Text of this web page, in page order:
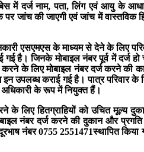
में दर्ज नाम, पता, लिंग एवं आयु के
पर जांच की जाएगी एवं जांच में
एसएमएस के माध्यम से देने के लिए
है। जिनके मोबाइल नंबर पूर्व में दर्ज
के लिए मोबाइल नंबर दर्ज करने की
उपलब्ध कराई गई है। पात्र
अधिकारी के रूप में नियुक्त हैं।
के लिए हितग्राहियों को उचित
नंबर दर्ज करने की दुकान और
नंबर 0755 2551471स्थापित